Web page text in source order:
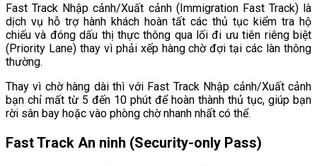
Fast Track Nhập cảnh/Xuất cảnh (Immigration Fast Track) là
dịch vụ hỗ trợ hành khách hoàn tất các thủ tục kiểm tra hộ
chiếu và đóng dấu thị thực thông qua lối đi ưu tiên riêng biệt
(Priority Lane) thay vì phải xếp hàng chờ đợi tại các làn thông
thường.
Thay vì chờ hàng dài thì với Fast Track Nhập cảnh/Xuất cảnh
bạn chỉ mất từ 5 đến 10 phút để hoàn thành thủ tục, giúp bạn
rời sân bay hoặc vào phòng chờ nhanh nhất có thể.
Fast Track An ninh (Security-only Pass)